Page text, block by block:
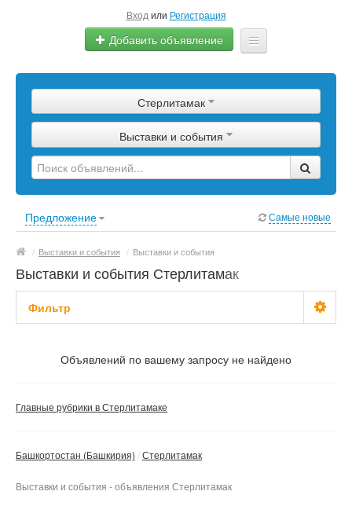
Вход или Регистрация
Добавить объявление
Сырье
Изделия
Оборудование
Стерлитамак
Выставки и события
Предложение Самые новые
/ Выставки и события / Выставки и события
Выставки и события Стерлитамак
Фильтр
Не важно
Частные
Применить Сбросить фильтр
Объявлений по вашему запросу не найдено
Главные рубрики в Стерлитамаке
Башкортостан (Башкирия) Стерлитамак
Выставки и события - объявления Стерлитамак